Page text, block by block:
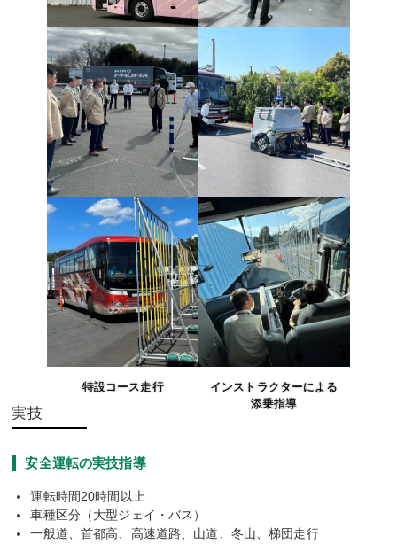
東京都羽村市
車両の死角・旋回軌跡
ASV装置概要説明・乗
車体験
特設コース走行
インストラクターによる
添乗指導
実技
安全運転の実技指導
運転時間20時間以上
車種区分（大型ジェイ・バス）
一般道、首都高、高速道路、山道、冬山、梯団走行